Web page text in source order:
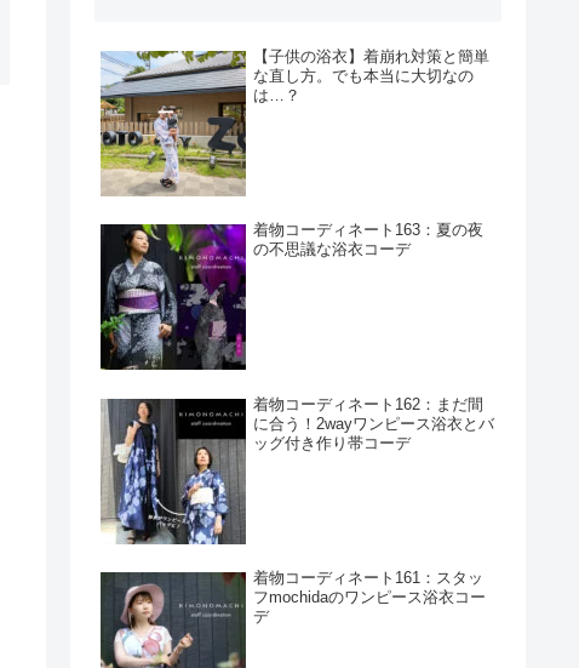
【子供の浴衣】着崩れ対策と簡単
な直し方。でも本当に大切なの
は…？
着物コーディネート163：夏の夜
の不思議な浴衣コーデ
着物コーディネート162：まだ間
に合う！2wayワンピース浴衣とバ
ッグ付き作り帯コーデ
着物コーディネート161：スタッ
フmochidaのワンピース浴衣コー
デ